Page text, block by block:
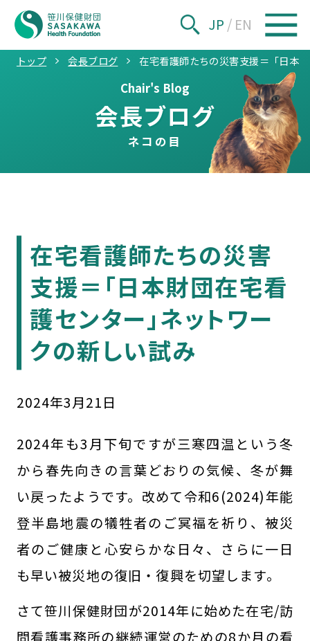
JP / EN
トップ 会長ブログ 在宅看護師たちの災害支援＝「日本
Chair's Blog
会長ブログ
ネコの目
在宅看護師たちの災害
支援＝「日本財団在宅看
護センター」ネットワー
クの新しい試み
2024年3月21日
2024年も3月下旬ですが三寒四温という冬
から春先向きの言葉どおりの気候、冬が舞
い戻ったようです。改めて令和6(2024)年能
登半島地震の犠牲者のご冥福を祈り、被災
者のご健康と心安らかな日々、さらに一日
も早い被災地の復旧・復興を切望します。
さて笹川保健財団が2014年に始めた在宅/訪